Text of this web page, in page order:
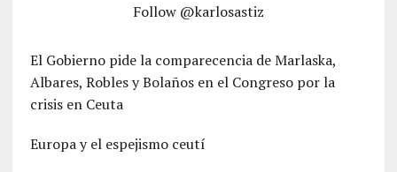
Follow @karlosastiz
El Gobierno pide la comparecencia de Marlaska,
Albares, Robles y Bolaños en el Congreso por la
crisis en Ceuta
Europa y el espejismo ceutí